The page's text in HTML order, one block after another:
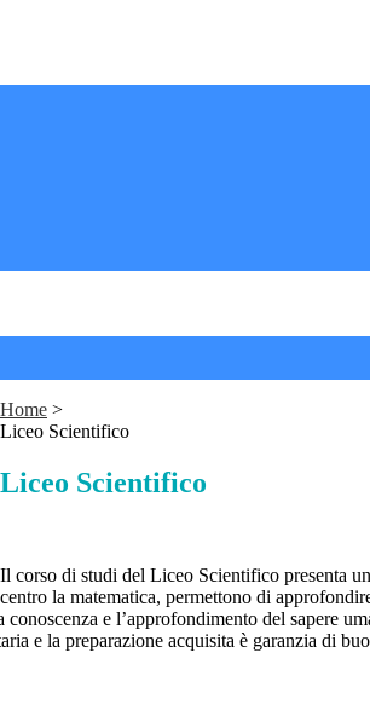
Home >
Liceo Scientifico
Liceo Scientifico
Il corso di studi del Liceo Scientifico presenta
centro la matematica, permettono di
e l’approfondimento del sapere
e la preparazione acquisita è garanzia di